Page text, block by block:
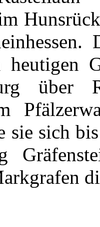
.
heutigen
über
sie sich bis